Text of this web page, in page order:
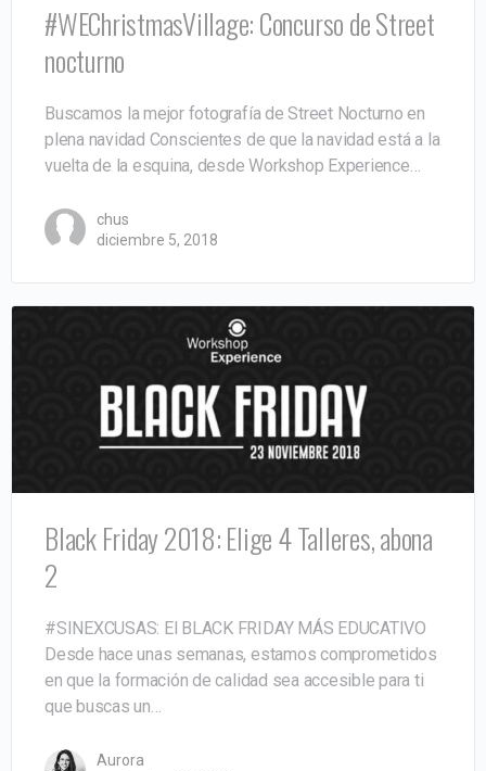
#WEChristmasVillage: Concurso de Street
nocturno
Buscamos la mejor fotografía de Street Nocturno en
plena navidad Conscientes de que la navidad está a la
vuelta de la esquina, desde Workshop Experience…
chus
diciembre 5, 2018
Black Friday 2018: Elige 4 Talleres, abona
2
#SINEXCUSAS: El BLACK FRIDAY MÁS EDUCATIVO
Desde hace unas semanas, estamos comprometidos
en que la formación de calidad sea accesible para ti
que buscas un…
Aurora